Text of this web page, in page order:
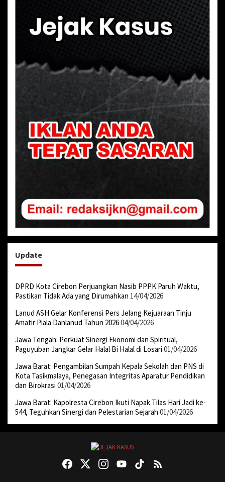
Update
DPRD Kota Cirebon Perjuangkan Nasib PPPK Paruh Waktu,
Pastikan Tidak Ada yang Dirumahkan 14/04/2026
Lanud ASH Gelar Konferensi Pers Jelang Kejuaraan Tinju
Amatir Piala Danlanud Tahun 202604/04/2026
Jawa Tengah: Perkuat Sinergi Ekonomi dan Spiritual,
Paguyuban Jangkar Gelar Halal Bi Halal di Losari 01/04/2026
Jawa Barat: Pengambilan Sumpah Kepala Sekolah dan PNS di
Kota Tasikmalaya, Penegasan Integritas Aparatur Pendidikan
dan Birokrasi 01/04/2026
Jawa Barat: Kapolresta Cirebon Ikuti Napak Tilas Hari Jadi ke-
544, Teguhkan Sinergi dan Pelestarian Sejarah 01/04/2026